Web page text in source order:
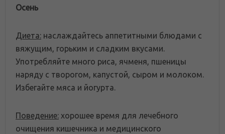
Осень
Диета: наслаждайтесь аппетитными блюдами с
вяжущим, горьким и сладким вкусами.
Употребляйте много риса, ячменя, пшеницы
наряду с творогом, капустой, сыром и молоком.
Избегайте мяса и йогурта.
Поведение: хорошее время для лечебного
очищения кишечника и медицинского